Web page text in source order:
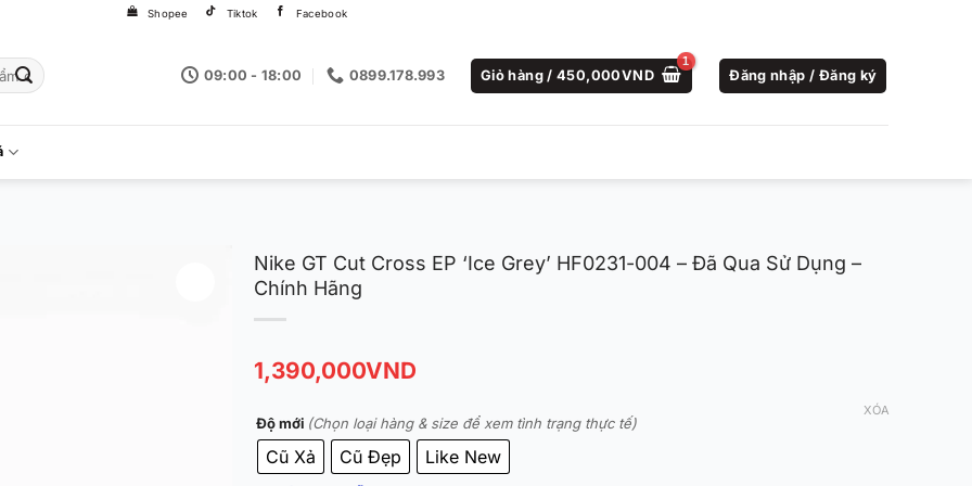
Shopee Tiktok Facebook
09:00 - 18:00 0899.178.993 Giỏ hàng /450,000VND Đăng nhập / Đăng ký
Nike GT Cut Cross EP ‘Ice Grey’ HF0231-004 – Đã Qua Sử Dụng –
Chính Hãng
1,390,000VND
Độ mới (Chọn loại hàng & size để xem tình trạng thực tế)
Cũ Xả Cũ Đẹp Like New
XÓA